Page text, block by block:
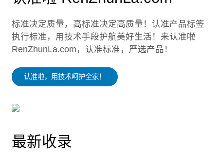
标准决定质量，高标准决定高质量！认准产品标签
执行标准，用技术手段护航美好生活！来认准啦
RenZhunLa.com，认准标准，严选产品！
认准啦，用技术呵护全家！
最新收录